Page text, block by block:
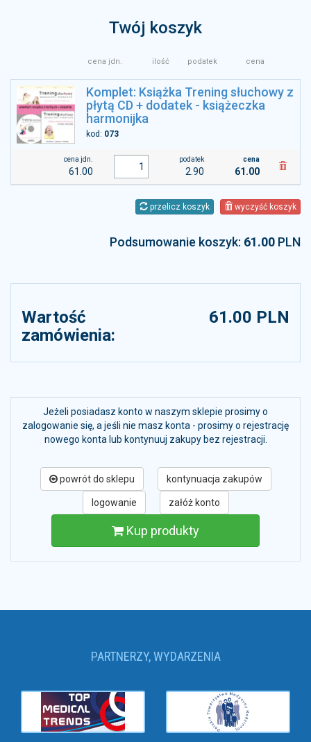
Twój koszyk
cena jdn. ilość podatek cena
Komplet: Książka Trening słuchowy z
płytą CD + dodatek - książeczka
harmonijka
kod: 073
cena jdn.
61.00
podatek
2.90
cena
61.00
przelicz koszyk wyczyść koszyk
Podsumowanie koszyk: 61.00 PLN
Wartość
zamówienia:
61.00 PLN
Jeżeli posiadasz konto w naszym sklepie prosimy o
zalogowanie się, a jeśli nie masz konta - prosimy o rejestrację
nowego konta lub kontynuuj zakupy bez rejestracji.
powrót do sklepu kontynuacja zakupów
logowanie załóż konto
Kup produkty
PARTNERZY, WYDARZENIA